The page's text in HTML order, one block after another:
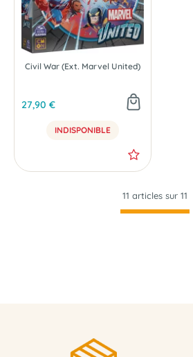
Civil War (Ext. Marvel United)
27,90 €
INDISPONIBLE
11 articles sur 11